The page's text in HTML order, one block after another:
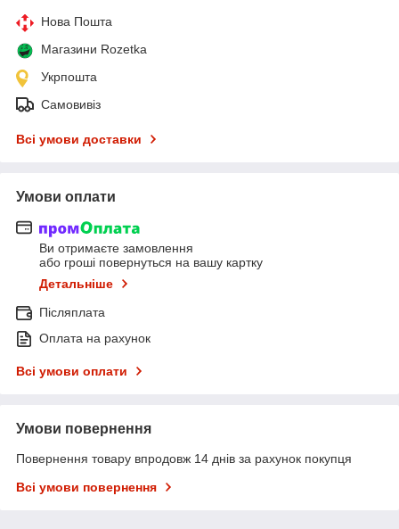
Нова Пошта
Магазини Rozetka
Укрпошта
Самовивіз
Всі умови доставки
Умови оплати
Ви отримаєте замовлення
або гроші повернуться на вашу картку
Детальніше
Післяплата
Оплата на рахунок
Всі умови оплати
Умови повернення
Повернення товару впродовж 14 днів за рахунок покупця
Всі умови повернення